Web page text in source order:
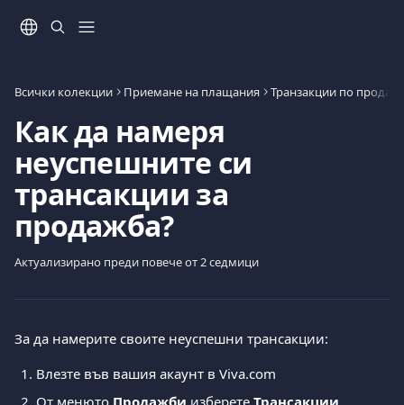
Всички колекции Приемане на плащания Транзакции по
Как да намеря
неуспешните си
трансакции за
продажба?
Актуализирано преди повече от 2 седмици
За да намерите своите неуспешни трансакции:
Влезте във вашия акаунт в Viva.com
От менюто Продажби изберете Трансакции